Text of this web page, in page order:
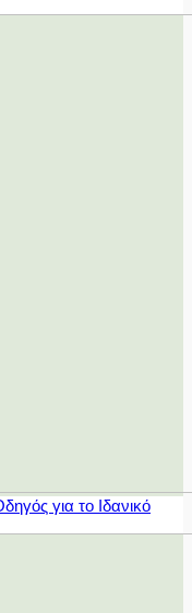
για το Ιδανικό